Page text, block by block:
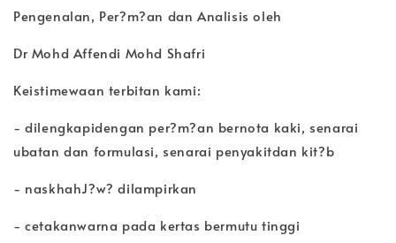
Pengenalan, Per?m?an dan Analisis oleh
Dr Mohd Affendi Mohd Shafri
Keistimewaan terbitan kami:
- dilengkapidengan per?m?an bernota kaki, senarai
ubatan dan formulasi, senarai penyakitdan kit?b
- naskhahJ?w? dilampirkan
- cetakanwarna pada kertas bermutu tinggi